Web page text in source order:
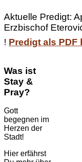
Aktuelle Predigt:
Erzbischof
! Predigt als PDF
Was ist
Stay &
Pray?
Gott
begegnen im
Herzen der
Stadt!
Hier erfährst